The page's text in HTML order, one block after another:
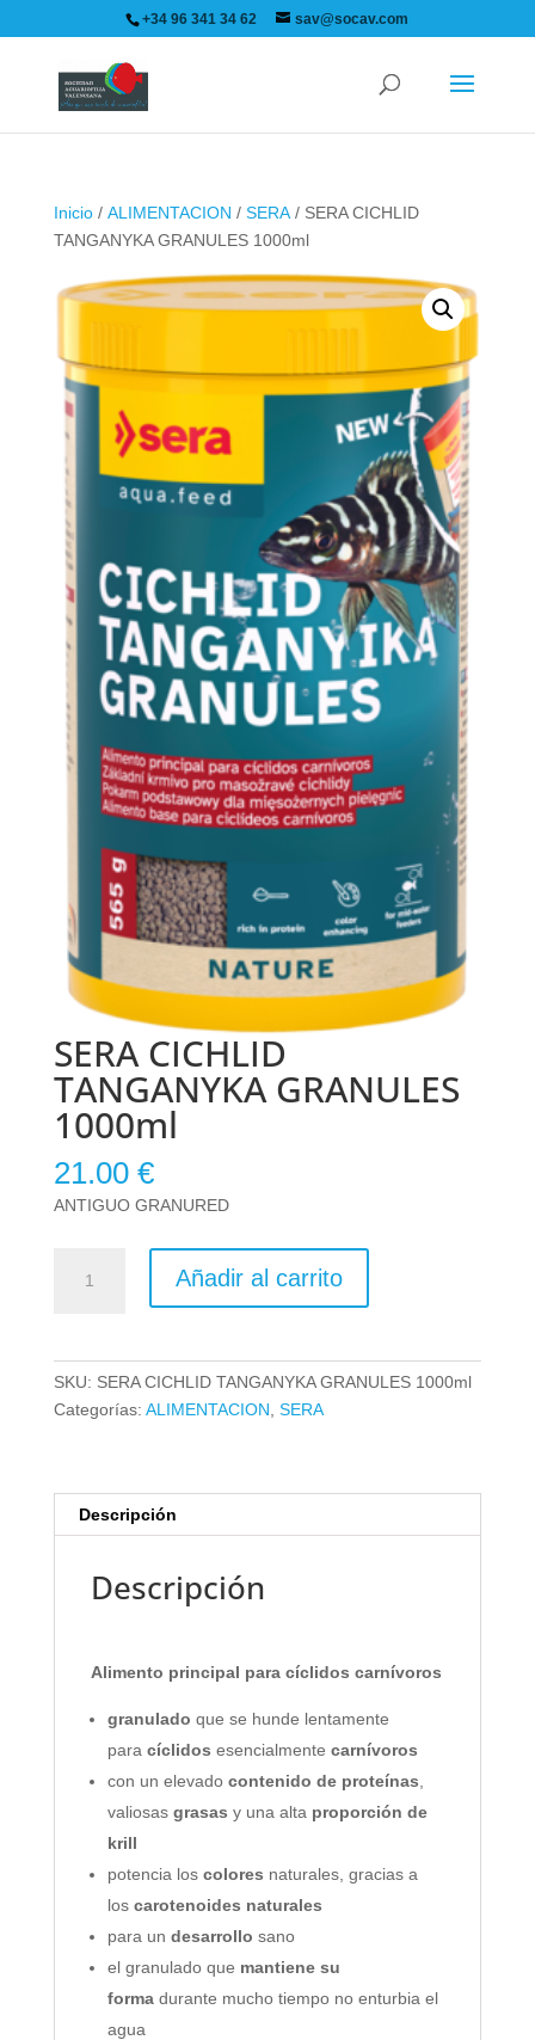
+34 96 341 34 62 sav@socav.com
Inicio/ ALIMENTACION / SERA/ SERA CICHLID
TANGANYKA GRANULES 1000ml
SERA CICHLID
TANGANYKA GRANULES
1000ml
21.00 €
ANTIGUO GRANURED
CICHLID
Añadir al carrito
SKU: SERA CICHLID TANGANYKA GRANULES 1000ml
Categorías: ALIMENTACION SERA
Descripción
Descripción
Alimento principal para cíclidos carnívoros
granulado que se hunde lentamente
para cíclidos esencialmente carnívoros
con un elevado contenido de proteínas
valiosas grasas y una alta proporción de
krill
potencia los colores naturales, gracias a
los carotenoides naturales
para un desarrollo sano
el granulado que mantiene su
formadurante mucho tiempo no enturbia el
agua